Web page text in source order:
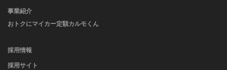
事業紹介
おトクにマイカー定額カルモくん
採用情報
採用サイト